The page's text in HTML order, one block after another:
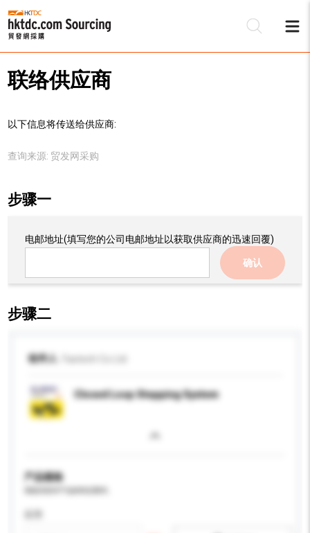
联络供应商
以下信息将传送给供应商:
查询来源: 贸发网采购
步骤一
电邮地址(填写您的公司电邮地址以获取供应商的迅速回覆)
确认
步骤二
收件人
Closed Loop Stepping System
产品规格